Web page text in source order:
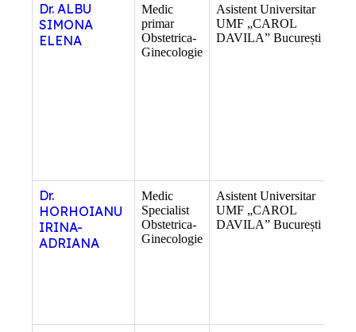
Dr. ALBU
SIMONA
ELENA
Medic
primar
Obstetrica-
Ginecologie
Asistent Universitar
UMF „CAROL
DAVILA” București
Dr.
HORHOIANU
IRINA-
ADRIANA
Medic
Specialist
Obstetrica-
Ginecologie
Asistent Universitar
UMF „CAROL
DAVILA” București